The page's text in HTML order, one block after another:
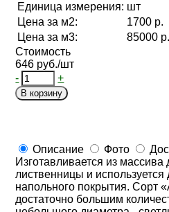
Единица измерения: шт
Цена за м2:
1700 р.
Цена за м3:
85000 р.
Стоимость
646 руб./шт
-
+
В корзину
Описание Фото
Изготавливается из
лиственницы и используется
напольного покрытия. Сорт
достаточно большим